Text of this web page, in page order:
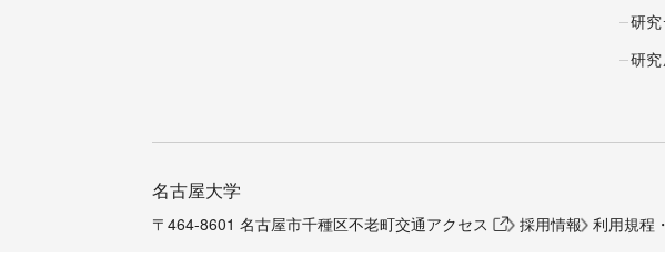
研
研
名古屋大学
〒464-8601 名古屋市千種区不老町交通アクセス 採用情報 利用規程